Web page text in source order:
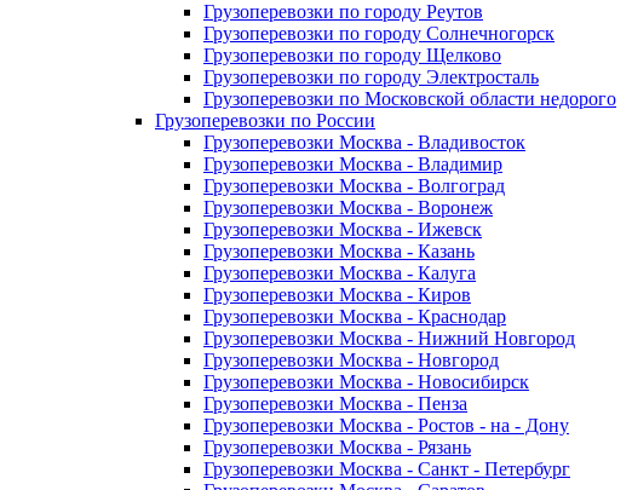
Грузоперевозки по городу Реутов
Грузоперевозки по городу Солнечногорск
Грузоперевозки по городу Щелково
Грузоперевозки по городу Электросталь
Грузоперевозки по Московской области недорого
Грузоперевозки по России
Грузоперевозки Москва - Владивосток
Грузоперевозки Москва - Владимир
Грузоперевозки Москва - Волгоград
Грузоперевозки Москва - Воронеж
Грузоперевозки Москва - Ижевск
Грузоперевозки Москва - Казань
Грузоперевозки Москва - Калуга
Грузоперевозки Москва - Киров
Грузоперевозки Москва - Краснодар
Грузоперевозки Москва - Нижний Новгород
Грузоперевозки Москва - Новгород
Грузоперевозки Москва - Новосибирск
Грузоперевозки Москва - Пенза
Грузоперевозки Москва - Ростов - на - Дону
Грузоперевозки Москва - Рязань
Грузоперевозки Москва - Санкт - Петербург